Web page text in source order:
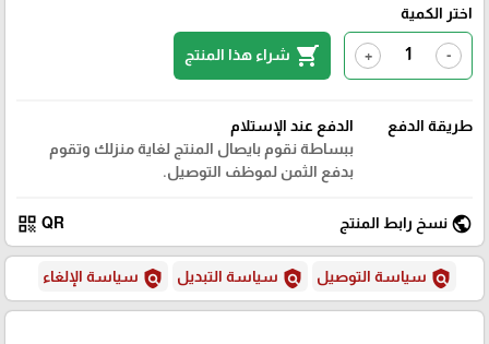
اختر الكمية
-
+
shopping_cart شراء هذا المنتج
طريقة الدفع
الدفع عند الإستلام
ببساطة نقوم بايصال المنتج لغاية منزلك وتقوم
بدفع الثمن لموظف التوصيل.
public نسخ رابط المنتج QR
qr_code
policy سياسة التوصيل policy سياسة التبديل policy سياسة الإلغاء